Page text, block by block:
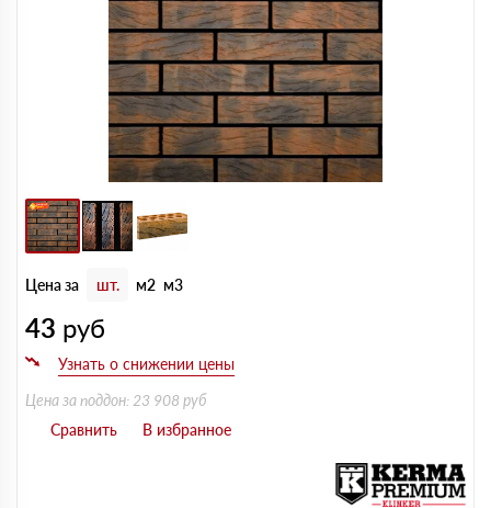
Цена за шт. м2 м3
43 руб
Цена за поддон: 23 908 руб